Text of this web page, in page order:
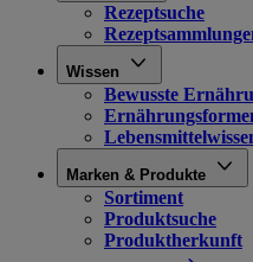
Rezeptsuche
Wissen
Bewusste
Marken & Produkte
Sortiment
Produktsuche
Produktherkunft